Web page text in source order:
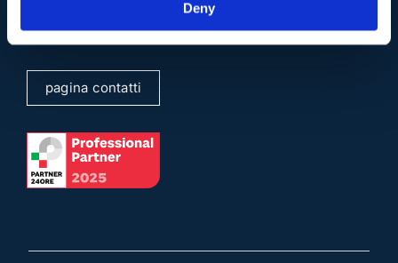
Deny
info@studiolegalescicchitano.it
pagina contatti